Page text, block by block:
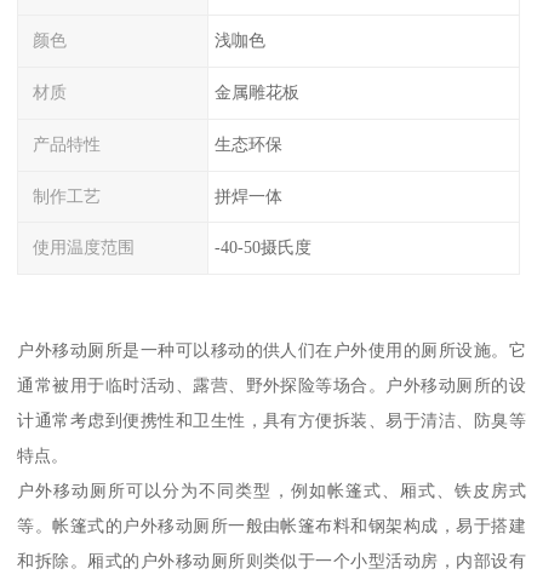
颜色 浅咖色
材质 金属雕花板
产品特性 生态环保
制作工艺 拼焊一体
使用温度范围 -40-50摄氏度
户外移动厕所是一种可以移动的供人们在户外使用的厕所设施。它
通常被用于临时活动、露营、野外探险等场合。户外移动厕所的设
计通常考虑到便携性和卫生性，具有方便拆装、易于清洁、防臭等
特点。
户外移动厕所可以分为不同类型，例如帐篷式、厢式、铁皮房式
等。帐篷式的户外移动厕所一般由帐篷布料和钢架构成，易于搭建
和拆除。厢式的户外移动厕所则类似于一个小型活动房，内部设有